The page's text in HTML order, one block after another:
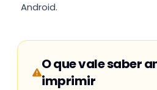
Android.
O que vale saber
imprimir